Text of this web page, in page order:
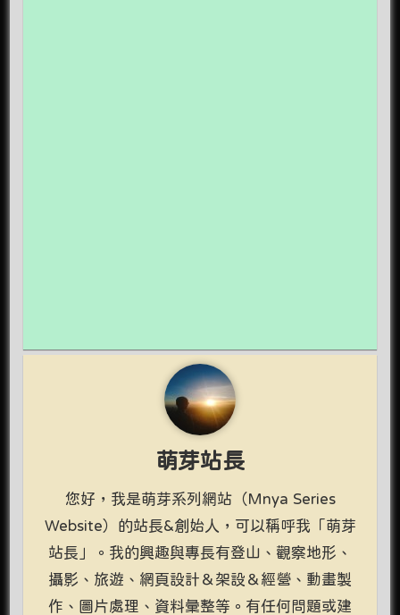
萌芽站長
您好，我是萌芽系列網站（Mnya Series
Website）的站長&創始人，可以稱呼我「萌芽
站長」。我的興趣與專長有登山、觀察地形、
攝影、旅遊、網頁設計＆架設＆經營、動畫製
作、圖片處理、資料彙整等。有任何問題或建